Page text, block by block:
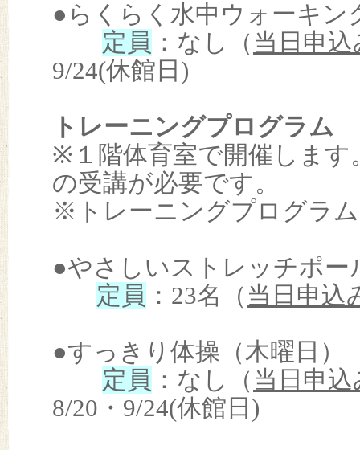
●らくらく水中ウォーキン
定員 ：なし（ 当日申込
9/24(休館日)
トレーニングプログラム
※１階体育室で開催します
の受講が必要です。
※トレーニングプログラ
●やさしいストレッチポ
定員 ：23名（ 当日申込
●すっきり体操（木曜日
定員 ：なし（ 当日申込
8/20・9/24(休館日)